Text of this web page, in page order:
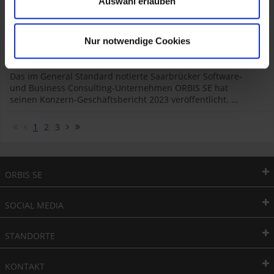
Nur notwendige Cookies
ein profitables Geschäftsjahr 2023 zurück. …
ORBIS SE auch im Geschäftsjahr 2023 trotz Wirtschaftskrise mit profitablem Wachstum
Das im General Standard notierte Saarbrücker Software-
und Business Consulting-Unternehmen ORBIS SE hat
seinen Konzern-Geschäftsbericht 2023 veröffentlicht. …
1 2 3
ORBIS SE
SOCIAL MEDIA
STANDORTE
KONTAKT